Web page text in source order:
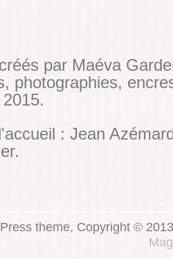
par Maéva
photographies,
: Jean
theme, Copyright ©